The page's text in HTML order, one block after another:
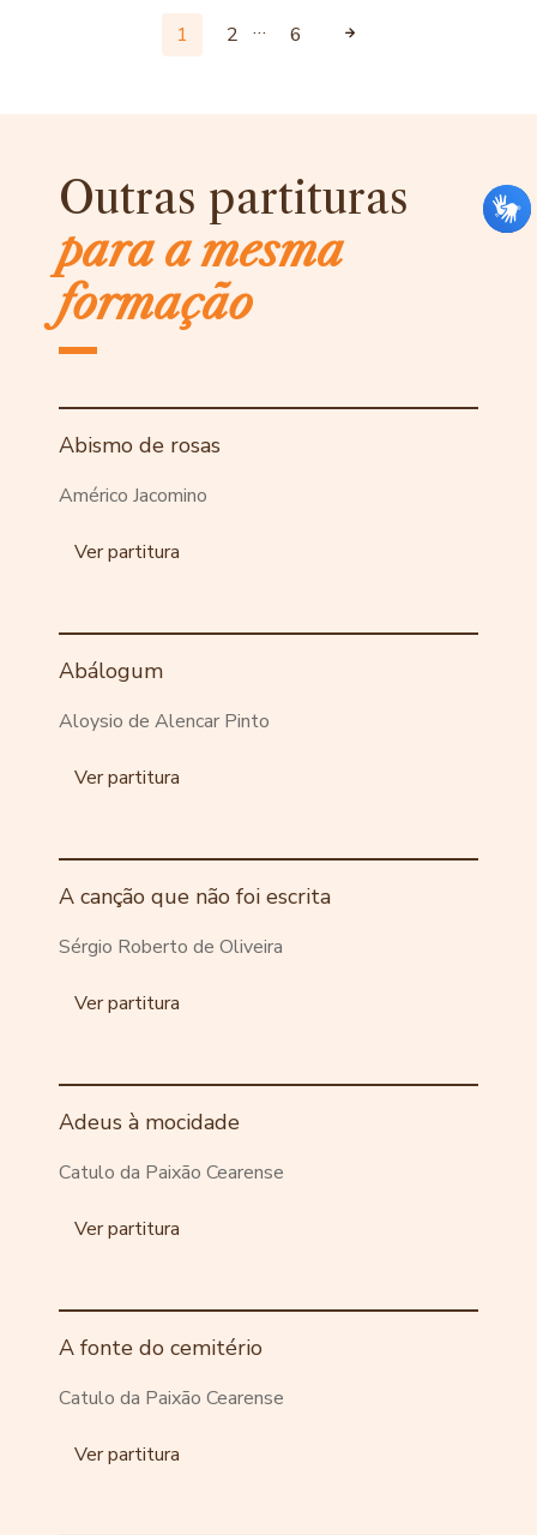
1 2 … 6
Outras partituras
para a mesma
formação
Abismo de rosas
Américo Jacomino
Ver partitura
Abálogum
Aloysio de Alencar Pinto
Ver partitura
A canção que não foi escrita
Sérgio Roberto de Oliveira
Ver partitura
Adeus à mocidade
Catulo da Paixão Cearense
Ver partitura
A fonte do cemitério
Catulo da Paixão Cearense
Ver partitura